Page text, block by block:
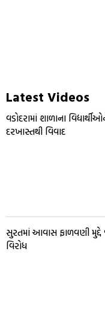
Latest Videos
વડોદરામાં શાળાના
દરખાસ્તથી વિવાદ
સુરતમાં આવાસ ફાળવણી મુદ્દે
વિરોધ